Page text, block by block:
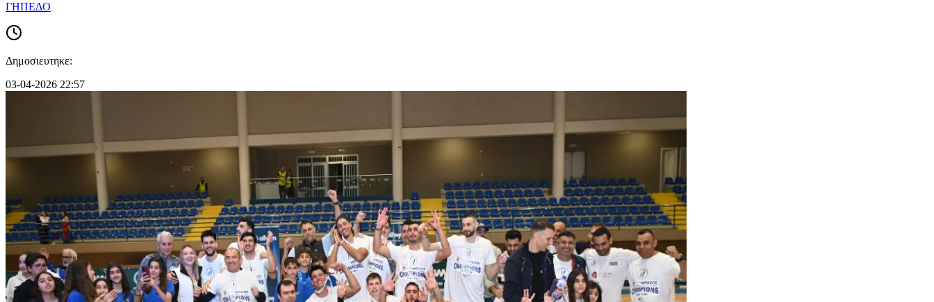
ΓΗΠΕΔΟ
Δημοσιευτηκε:
03-04-2026 22:57